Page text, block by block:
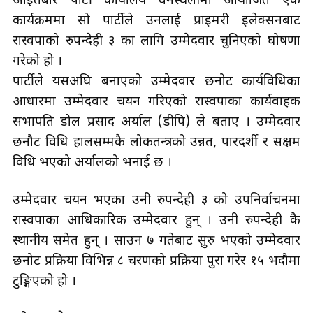
कार्यक्रममा सो पार्टीले उनलाई प्राइमरी इलेक्सनबाट
रास्वपाको रुपन्देही ३ का लागि उम्मेदवार चुनिएको घोषणा
गरेको हो ।
पार्टीले यसअघि बनाएको उम्मेदवार छनोट कार्यविधिका
आधारमा उम्मेदवार चयन गरिएको रास्वपाका कार्यवाहक
सभापति डोल प्रसाद अर्याल (डीपि) ले बताए । उम्मेदवार
छनौट विधि हालसम्मकै लोकतन्त्रको उन्नत, पारदर्शी र सक्षम
विधि भएको अर्यालको भनाई छ ।
उम्मेदवार चयन भएका उनी रुपन्देही ३ को उपनिर्वाचनमा
रास्वपाका आधिकारिक उम्मेदवार हुन् । उनी रुपन्देही कै
स्थानीय समेत हुन् । साउन ७ गतेबाट सुरु भएको उम्मेदवार
छनोट प्रक्रिया विभिन्न ८ चरणको प्रक्रिया पुरा गरेर १५ भदौमा
टुङ्गिएको हो ।